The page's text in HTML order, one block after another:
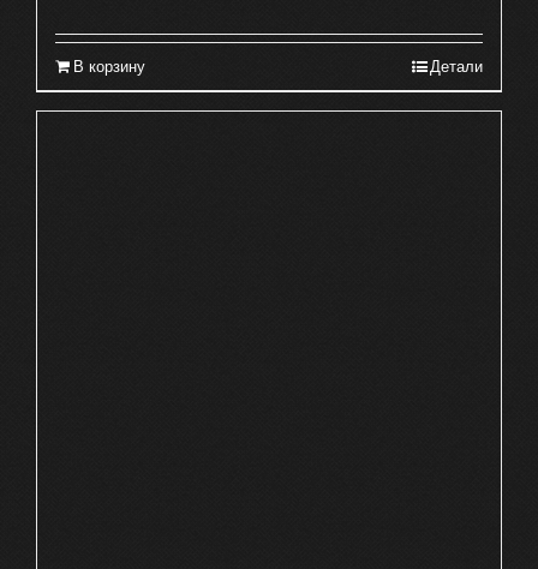
В корзину Детали